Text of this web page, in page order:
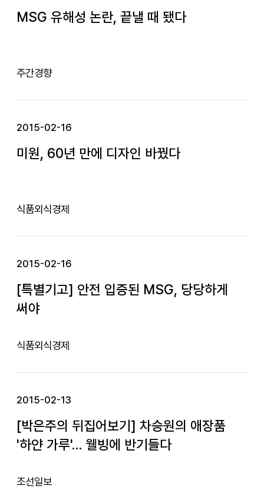
MSG 유해성 논란, 끝낼 때 됐다
주간경향
2015-02-16
미원, 60년 만에 디자인 바꿨다
식품외식경제
2015-02-16
[특별기고] 안전 입증된 MSG, 당당하게
써야
식품외식경제
2015-02-13
[박은주의 뒤집어보기] 차승원의 애장품
'하얀 가루'… 웰빙에 반기들다
조선일보